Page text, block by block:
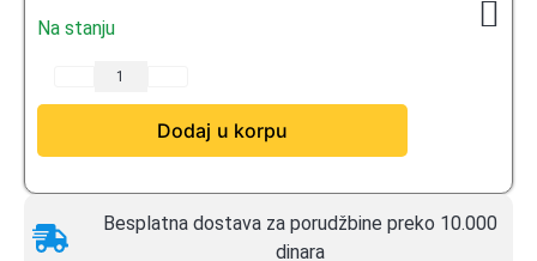
Na stanju
Dodaj u korpu
Besplatna dostava za porudžbine preko 10.000
dinara